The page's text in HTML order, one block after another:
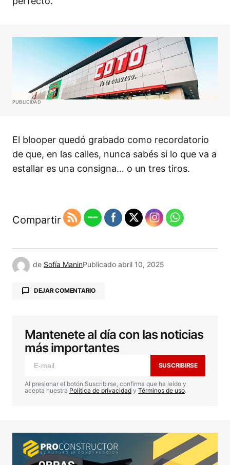
PUBLICIDAD
El blooper quedó grabado como recordatorio
de que, en las calles, nunca sabés si lo que va a
estallar es una consigna… o un tres tiros.
Compartir
de Sofía ManinPublicado abril 10, 2025
DEJAR COMENTARIO
Tu dirección de correo electrónico no será
publicada. Los campos obligatorios están
marcados con *
Comentario*
Your Name*
Mantenete al día con las noticias
más importantes
SUSCRIBIRSE
Al presionar el botón Suscribirse, confirma que ha leído y
acepta nuestra Política de privacidad y Términos de uso.